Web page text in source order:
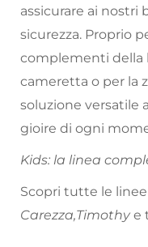
assicurare ai nostri
sicurezza. Proprio
complementi della
cameretta o per la
soluzione versatile
gioire di ogni
Kids: la linea
Scopri tutte le
Carezza,Timothy e